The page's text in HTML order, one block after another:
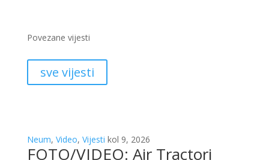
Povezane vijesti
sve vijesti
Neum, Video, Vijesti kol 9, 2026
FOTO/VIDEO: Air Tractori